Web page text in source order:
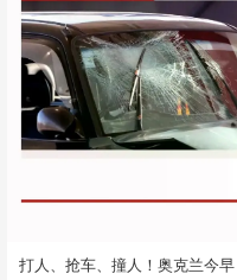
打人、抢车、撞人！奥克兰今早